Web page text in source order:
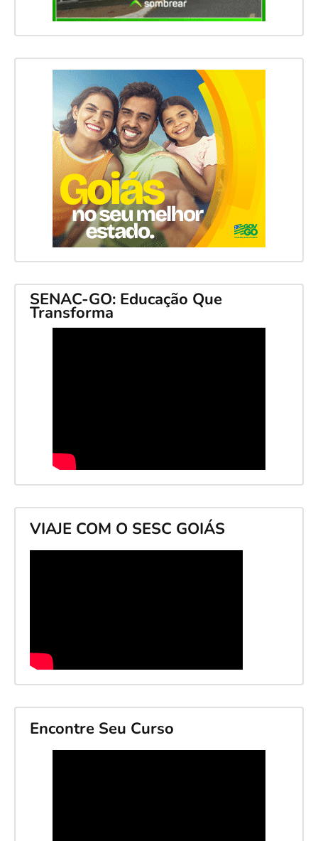
SENAC-GO: Educação Que
Transforma
VIAJE COM O SESC GOIÁS
Encontre Seu Curso